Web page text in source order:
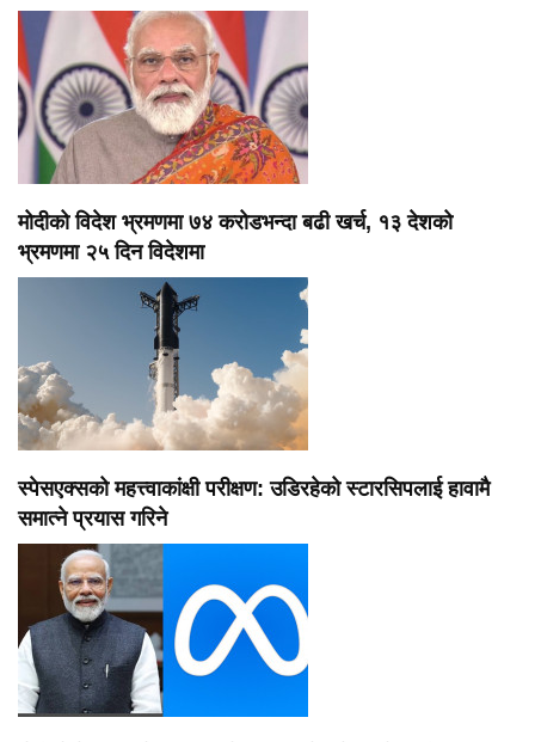
मोदीको विदेश भ्रमणमा ७४ करोडभन्दा बढी खर्च, १३ देशको
भ्रमणमा २५ दिन विदेशमा
स्पेसएक्सको महत्त्वाकांक्षी परीक्षण: उडिरहेको स्टारसिपलाई हावामै
समात्ने प्रयास गरिने